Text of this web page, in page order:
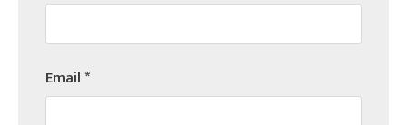
Email*